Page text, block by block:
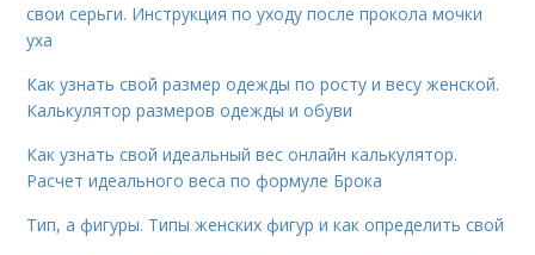
свои серьги. Инструкция по уходу после прокола мочки
уха
Как узнать свой размер одежды по росту и весу женской.
Калькулятор размеров одежды и обуви
Как узнать свой идеальный вес онлайн калькулятор.
Расчет идеального веса по формуле Брока
Тип, а фигуры. Типы женских фигур и как определить свой